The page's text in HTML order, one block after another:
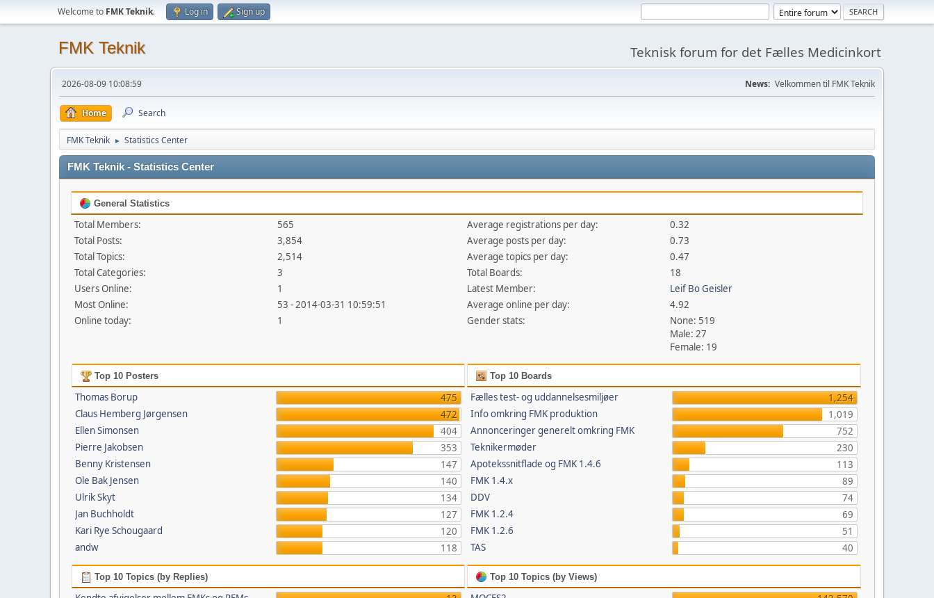
Welcome to FMK Teknik. Log in Sign up
FMK Teknik Teknisk forum for det Fælles Medicinkort
2026-08-09 10:08:59 News: Velkommen til FMK Teknik
Home Search
FMK Teknik ► Statistics Center
FMK Teknik - Statistics Center
General Statistics
Total Members:
565
Total Posts:
3,854
Total Topics:
2,514
Total Categories:
3
Users Online:
1
Most Online:
53 - 2014-03-31 10:59:51
Online today:
1
Average registrations per day:
0.32
Average posts per day:
0.73
Average topics per day:
0.47
Total Boards:
18
Latest Member:
Leif Bo Geisler
Average online per day:
4.92
Gender stats:
None: 519
Male: 27
Female: 19
Top 10 Posters
Thomas Borup
475
Claus Hemberg Jørgensen
472
Ellen Simonsen
404
Pierre Jakobsen
353
Benny Kristensen
147
Ole Bak Jensen
140
Ulrik Skyt
134
Jan Buchholdt
127
Kari Rye Schougaard
120
andw
118
Top 10 Boards
Fælles test- og uddannelsesmiljøer
1,254
Info omkring FMK produktion
1,019
Annonceringer generelt omkring FMK
752
Teknikermøder
230
Apotekssnitflade og FMK 1.4.6
113
FMK 1.4.x
89
DDV
74
FMK 1.2.4
69
FMK 1.2.6
51
TAS
40
Top 10 Topics (by Replies) Top 10 Topics (by Views)